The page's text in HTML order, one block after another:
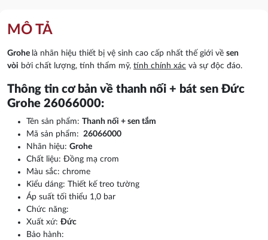
MÔ TẢ
Grohe là nhãn hiệu thiết bị vệ sinh cao cấp nhất thế giới về sen
vòi bởi chất lượng, tính thẩm mỹ, tính chính xác và sự độc đáo.
Thông tin cơ bản về thanh nối + bát sen Đức
Grohe 26066000:
Tên sản phẩm: Thanh nối + sen tắm
Mã sản phẩm: 26066000
Nhãn hiệu: Grohe
Chất liệu: Đồng mạ crom
Màu sắc: chrome
Kiểu dáng: Thiết kế treo tường
Áp suất tối thiểu 1,0 bar
Chức năng:
Xuất xứ: Đức
Bảo hành: